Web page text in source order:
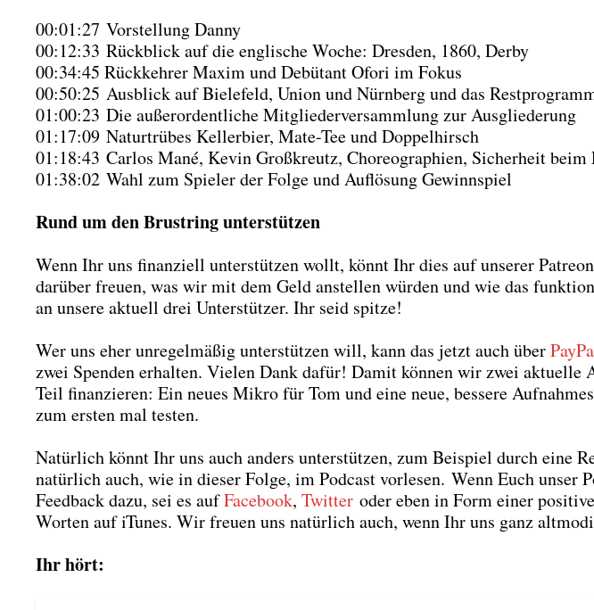
00:01:27 Vor­stel­lung Dan­ny
00:12:33 Rück­blick auf die eng­li­sche Woche: Dres­den, 1860, Der­by
00:34:45 Rück­keh­rer Maxim und Debü­tant Ofo­ri im Fokus
00:50:25 Aus­blick auf Bie­le­feld, Uni­on und Nürn­berg und das
01:00:23 Die außer­or­dent­li­che Mit­glie­der­ver­samm­lung zur Aus­glie­de­rung
01:17:09 Natur­trü­bes Kel­ler­bier, Mate-Tee und Dop­pel­hirsch
01:18:43 Car­los Mané, Kevin Groß­kreutz, Cho­reo­gra­phien, Sicher­heit beim
01:38:02 Wahl zum Spie­ler der Fol­ge und Auf­lö­sung Gewinn­spiel
Rund um den Brust­ring unter­stüt­zen
Wenn Ihr uns finan­zi­ell unter­stüt­zen wollt, könnt Ihr dies auf unse­rer
dar­über freu­en, was wir mit dem Geld anstel­len wür­den und wie das
an unse­re aktu­ell drei Unter­stüt­zer. Ihr seid spit­ze!
Wer uns eher unre­gel­mä­ßig unter­stüt­zen will, kann das jetzt auch über
zwei Spen­den erhal­ten. Vie­len Dank dafür! Damit kön­nen wir zwei aktu­el­le
Teil finan­zie­ren: Ein neu­es Mikro für Tom und eine neue, bes­se­re
zum ers­ten mal tes­ten.
Natür­lich könnt Ihr uns auch anders unter­stüt­zen, zum Bei­spiel durch eine
natür­lich auch, wie in die­ser Fol­ge, im Pod­cast vor­le­sen. Wenn Euch unser
Feed­back dazu, sei es aufFace­book, Twit­ter oder eben in Form einer
Wor­ten auf iTu­nes. Wir freu­en uns natür­lich auch, wenn Ihr uns ganz
Ihr hört: